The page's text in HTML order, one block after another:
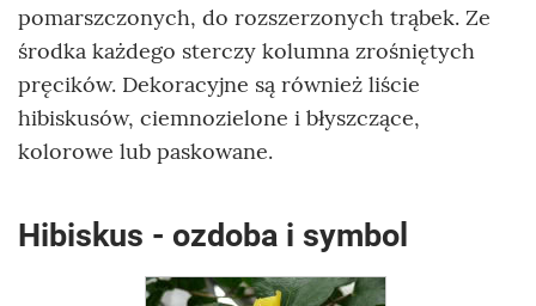
pomarszczonych, do rozszerzonych trąbek. Ze
środka każdego sterczy kolumna zrośniętych
pręcików. Dekoracyjne są również liście
hibiskusów, ciemnozielone i błyszczące,
kolorowe lub paskowane.
Hibiskus - ozdoba i symbol